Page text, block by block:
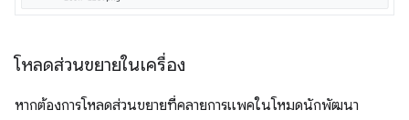
โหลดส่วนขยายในเครื่อง
หากต้องการโหลดส่วนขยายที่คลายการแพคในโหมดนักพัฒนา